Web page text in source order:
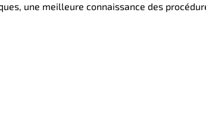
une meilleure connaissance des